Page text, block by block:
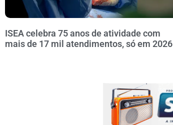
ISEA celebra 75 anos de atividade com
mais de 17 mil atendimentos, só em 2026